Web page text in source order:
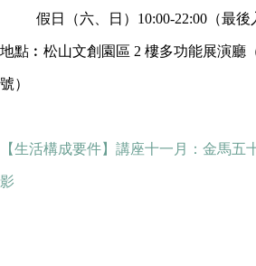
假日（六、日）10:00-22:00（最後入
地點︰松山文創園區 2 樓多功能展演廳
號）
【生活構成要件】講座十一月：金馬
影